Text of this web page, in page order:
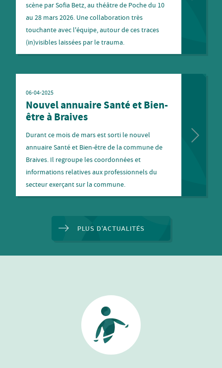
scène par Sofia Betz, au théâtre de Poche du 10
au 28 mars 2026. Une collaboration très
touchante avec l'équipe, autour de ces traces
(in)visibles laissées par le trauma.
06-04-2025
Nouvel annuaire Santé et Bien-
être à Braives
Durant ce mois de mars est sorti le nouvel
annuaire Santé et Bien-être de la commune de
Braives. Il regroupe les coordonnées et
informations relatives aux professionnels du
secteur exerçant sur la commune.
PLUS D'ACTUALITÉS